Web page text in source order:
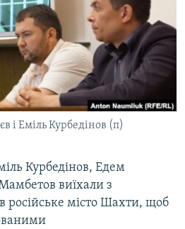
і Еміль Курбедінов (п)
Курбедінов, Едем
виїхали з
російське місто Шахти, щоб